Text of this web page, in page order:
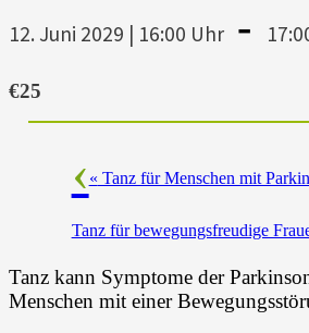
12. Juni 2029 | 16:00 Uhr -
€25
« Tanz für Menschen mit
Tanz für bewegungsfreudige
Tanz kann Symptome der
Menschen mit einer